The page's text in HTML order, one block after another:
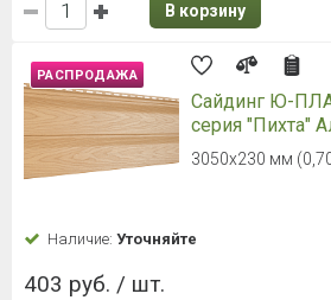
В корзину
РАСПРОДАЖА
Сайдинг Ю-
серия "Пихта"
3050х230 мм
Наличие: Уточняйте
403 руб. / шт.